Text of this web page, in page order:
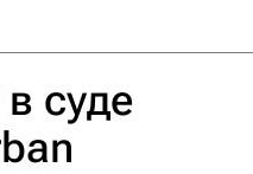
суде